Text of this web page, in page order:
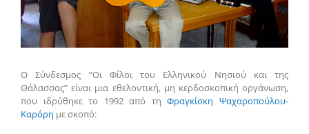
Ο Σύνδεσμος “Οι Φίλοι του Ελληνικού Νησιού και της
Θάλασσας” είναι μια εθελοντική, μη κερδοσκοπική οργάνωση,
που ιδρύθηκε το 1992 από τηΦραγκίσκη Ψαχαροπούλου-
Καρόρη με σκοπό: